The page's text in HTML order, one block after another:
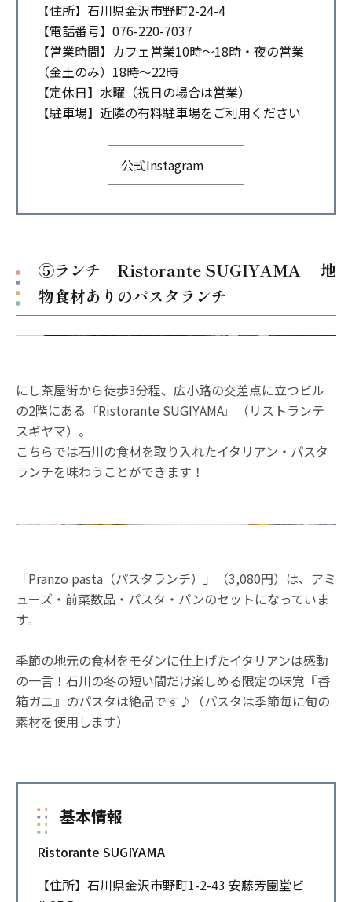
【住所】石川県金沢市野町2-24-4
【電話番号】076-220-7037
【営業時間】カフェ営業10時～18時・夜の営業
（金土のみ）18時～22時
【定休日】水曜（祝日の場合は営業）
【駐車場】近隣の有料駐車場をご利用ください
公式Instagram
⑤ランチ Ristorante SUGIYAMA 地
物食材ありのパスタランチ
にし茶屋街から徒歩3分程、広小路の交差点に立つビル
の2階にある『Ristorante SUGIYAMA』（リストランテ
スギヤマ）。
こちらでは石川の食材を取り入れたイタリアン・パスタ
ランチを味わうことができます！
「Pranzo pasta（パスタランチ）」（3,080円）は、アミ
ューズ・前菜数品・パスタ・パンのセットになっていま
す。
季節の地元の食材をモダンに仕上げたイタリアンは感動
の一言！石川の冬の短い間だけ楽しめる限定の味覚『香
箱ガニ』のパスタは絶品です♪（パスタは季節毎に旬の
素材を使用します）
基本情報
Ristorante SUGIYAMA
【住所】石川県金沢市野町1-2-43 安藤芳園堂ビ